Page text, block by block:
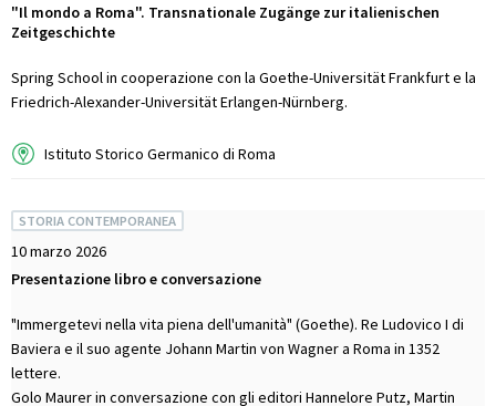
"Il mondo a Roma". Transnationale Zugänge zur italienischen
Zeitgeschichte
Spring School in cooperazione con la Goethe-Universität Frankfurt e la
Friedrich-Alexander-Universität Erlangen-Nürnberg.
Istituto Storico Germanico di Roma
STORIA CONTEMPORANEA
10 marzo 2026
Presentazione libro e conversazione
"Immergetevi nella vita piena dell'umanità" (Goethe). Re Ludovico I di
Baviera e il suo agente Johann Martin von Wagner a Roma in 1352
lettere.
Golo Maurer in conversazione con gli editori Hannelore Putz, Martin